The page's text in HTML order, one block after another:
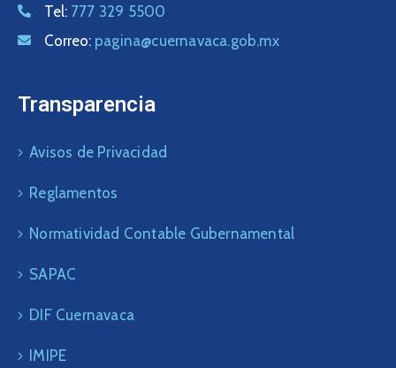
Tel: 777 329 5500
Correo: pagina@cuernavaca.gob.mx
Transparencia
Avisos de Privacidad
Reglamentos
Normatividad Contable Gubernamental
SAPAC
DIF Cuernavaca
IMIPE